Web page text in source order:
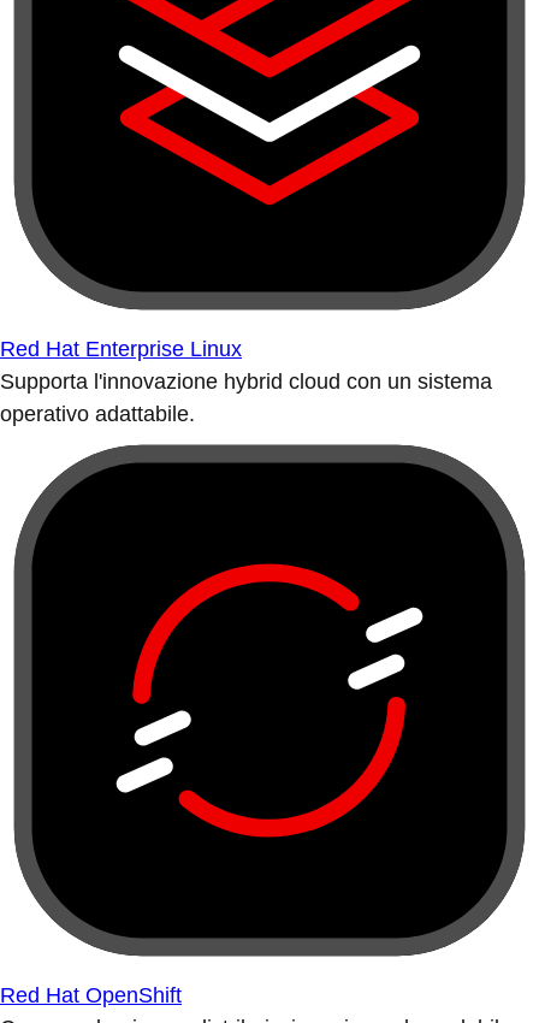
Red Hat Enterprise Linux
Supporta l'innovazione hybrid cloud con un sistema
operativo adattabile.
Red Hat OpenShift